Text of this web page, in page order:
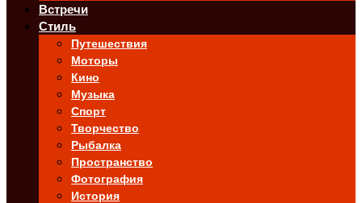
Встречи
Стиль
Путешествия
Моторы
Кино
Музыка
Спорт
Творчество
Рыбалка
Пространство
Фотография
История